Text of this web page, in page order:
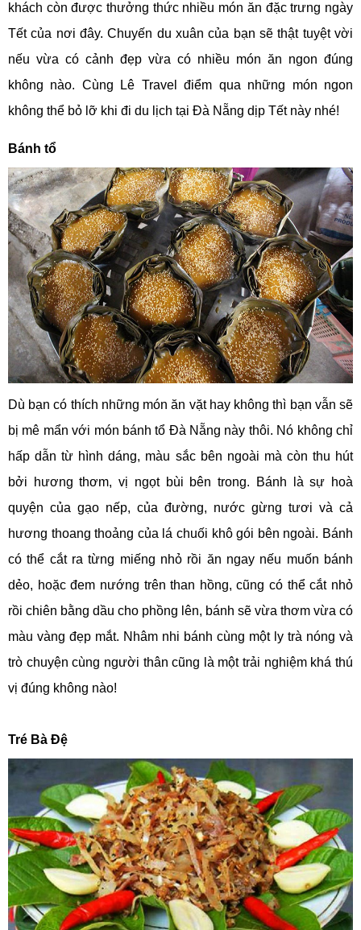
khách còn được thưởng thức nhiều món ăn đặc trưng ngày
Tết của nơi đây. Chuyến du xuân của bạn sẽ thật tuyệt vời
nếu vừa có cảnh đẹp vừa có nhiều món ăn ngon đúng
không nào. Cùng Lê Travel điểm qua những món ngon
không thể bỏ lỡ khi đi du lịch tại Đà Nẵng dịp Tết này nhé!
Bánh tổ
Dù bạn có thích những món ăn vặt hay không thì bạn vẫn sẽ
bị mê mẩn với món bánh tổ Đà Nẵng này thôi. Nó không chỉ
hấp dẫn từ hình dáng, màu sắc bên ngoài mà còn thu hút
bởi hương thơm, vị ngọt bùi bên trong. Bánh là sự hoà
quyện của gạo nếp, của đường, nước gừng tươi và cả
hương thoang thoảng của lá chuối khô gói bên ngoài. Bánh
có thể cắt ra từng miếng nhỏ rồi ăn ngay nếu muốn bánh
dẻo, hoặc đem nướng trên than hồng, cũng có thể cắt nhỏ
rồi chiên bằng dầu cho phồng lên, bánh sẽ vừa thơm vừa có
màu vàng đẹp mắt. Nhâm nhi bánh cùng một ly trà nóng và
trò chuyện cùng người thân cũng là một trải nghiệm khá thú
vị đúng không nào!
Tré Bà Đệ